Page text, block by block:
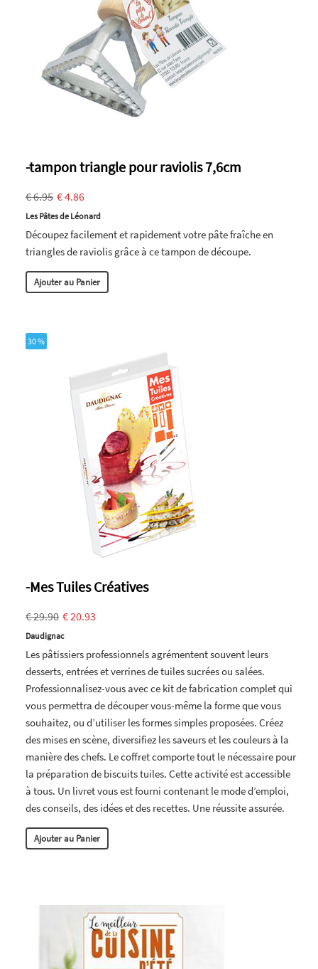
-tampon triangle pour raviolis 7,6cm
€ 6.95 € 4.86
Les Pâtes de Léonard
Découpez facilement et rapidement votre pâte fraîche en
triangles de raviolis grâce à ce tampon de découpe.
Ajouter au Panier
30 %
-Mes Tuiles Créatives
€ 29.90 € 20.93
Daudignac
Les pâtissiers professionnels agrémentent souvent leurs
desserts, entrées et verrines de tuiles sucrées ou salées.
Professionnalisez-vous avec ce kit de fabrication complet qui
vous permettra de découper vous-même la forme que vous
souhaitez, ou d’utiliser les formes simples proposées. Créez
des mises en scène, diversifiez les saveurs et les couleurs à la
manière des chefs. Le coffret comporte tout le nécessaire pour
la préparation de biscuits tuiles. Cette activité est accessible
à tous. Un livret vous est fourni contenant le mode d’emploi,
des conseils, des idées et des recettes. Une réussite assurée.
Ajouter au Panier